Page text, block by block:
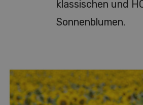
klassischen und
Sonnenblumen.